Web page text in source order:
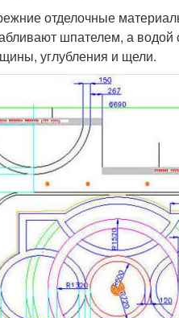
отделочные
шпателем, а
углубления и щели.